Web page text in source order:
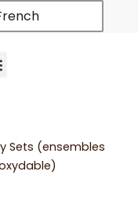
Sets (ensembles